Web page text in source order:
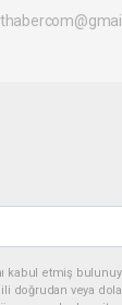
kabul etmiş
doğrudan veya